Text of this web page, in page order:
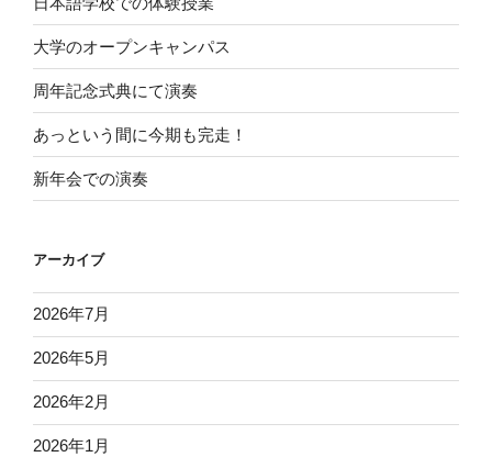
大学のオープンキャンパス
周年記念式典にて演奏
あっという間に今期も完走！
新年会での演奏
アーカイブ
2026年7月
2026年5月
2026年2月
2026年1月